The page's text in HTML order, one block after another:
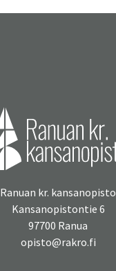
Ranuan kr. kansanopisto
Kansanopistontie 6
97700 Ranua
opisto@rakro.fi